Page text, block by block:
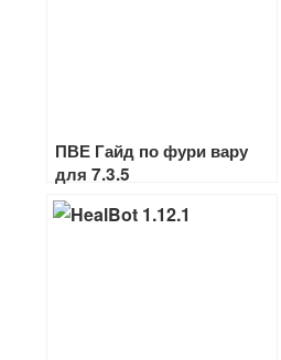
ПВЕ Гайд по фури вару
для 7.3.5